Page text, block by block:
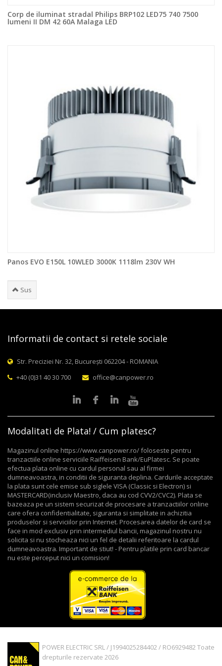
Corp de iluminat stradal Philips BRP102 LED75 740 7500
lumeni II DM 42 60A Malaga LED
Panos EVO E150L 10WLED 3000K 1118lm 230V WH
Sus
Informatii de contact si retele sociale
Str. Preciziei Nr. 32, București 062204 - ROMANIA
+40 (0)31 40 30 700
office@canpower.ro
Modalitati de Plata! / Cum platesc?
Magazinul online https://www.canpower.ro/ foloseste pentru
tranzactiile online serviciile Raiffeisen Bank/EuPlatesc. Se poate
efectua plata online cu cardul personal sau al firmei
dumneavoastra, in conditii de siguranta deplina. Cardurile acceptate
la plata sunt cele emise sub siglele VISA (Classic si Electron) si
MASTERCARD(inclusiv Maestro, daca au cod CVV2/CVC2). Plata se
bazeaza pe un sistem securizat de procesare a tranzactiilor online
care ofera confidentialitate, siguranta si simplitate in achizitia
produselor si serviciilor prin Internet. Procesarea datelor de card se
face in mod exclusiv prin intermediul bancii, magazinul nostru nu
solicita si nu stocheaza nici un fel de detalii referitoare la cardul
dumneavoastra. Important de stiut! - Pentru platile prin card bancar
nu este perceput nici un comision!
POWER ELECTRIC SRL / J1994025284402 / RO6929482 Toate
drepturile rezervate 2026